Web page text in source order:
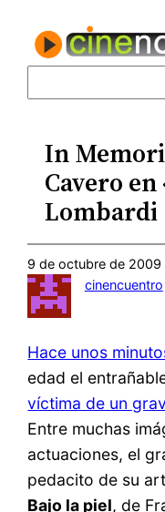
contenido
In
Cavero
Lombardi
9 de octubre de 2009
cinencuentro
Hace unos
edad el
víctima de un
Entre muchas
actuaciones, el
pedacito de su
Bajo la piel, de